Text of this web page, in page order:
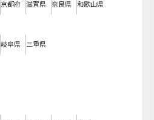
京都府 滋賀県 奈良県 和歌山県
岐阜県 三重県